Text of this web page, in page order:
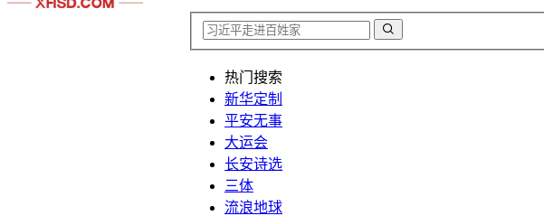
热门搜索
新华定制
平安无事
大运会
长安诗选
三体
流浪地球